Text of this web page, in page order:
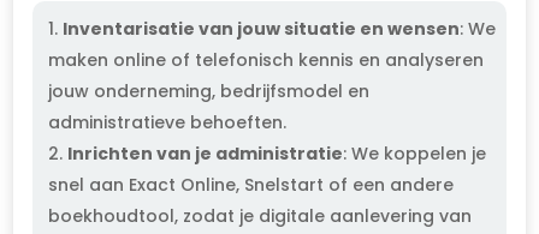
Inventarisatie van jouw situatie en wensen: We
maken online of telefonisch kennis en analyseren
jouw onderneming, bedrijfsmodel en
administratieve behoeften.
Inrichten van je administratie: We koppelen je
snel aan Exact Online, Snelstart of een andere
boekhoudtool, zodat je digitale aanlevering van